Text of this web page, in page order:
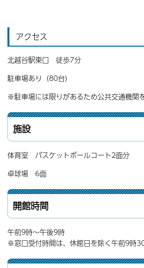
アクセス
北越谷駅東口 徒歩7分
駐車場あり（80台）
※駐車場には限りがあるため公共交通機関
施設
体育室 バスケットボールコート2面分
卓球場 6面
開館時間
午前9時～午後9時
※窓口受付時間は、休館日を除く午前9時